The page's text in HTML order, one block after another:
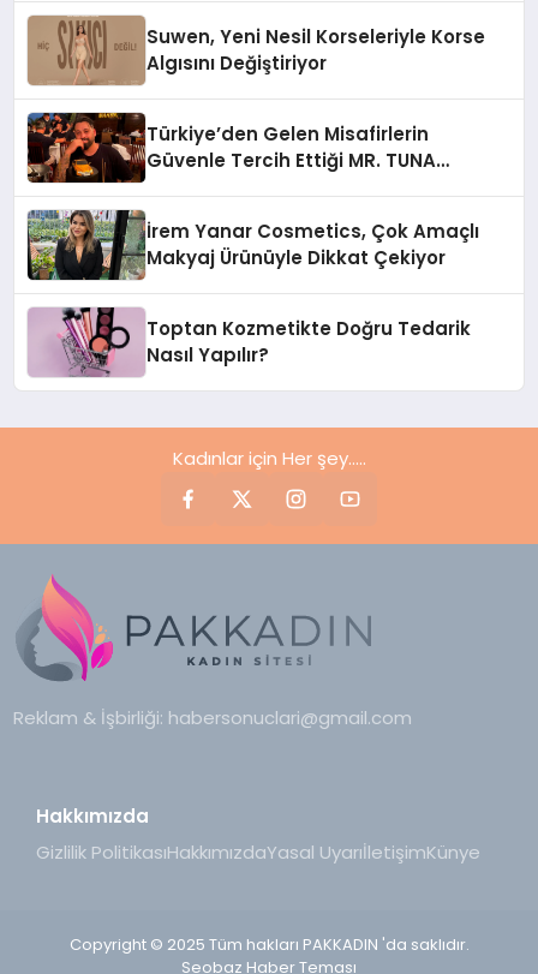
Suwen, Yeni Nesil Korseleriyle Korse
Algısını Değiştiriyor
Türkiye’den Gelen Misafirlerin
Güvenle Tercih Ettiği MR. TUNA
İrem Yanar Cosmetics, Çok Amaçlı
Makyaj Ürünüyle Dikkat Çekiyor
Toptan Kozmetikte Doğru Tedarik
Nasıl Yapılır?
Kadınlar için Her şey.....
Reklam & İşbirliği: habersonuclari@gmail.com
Hakkımızda
Gizlilik PolitikasıHakkımızdaYasal UyarıİletişimKünye
Copyright © 2025 Tüm hakları PAKKADIN 'da saklıdır.
Seobaz Haber Teması